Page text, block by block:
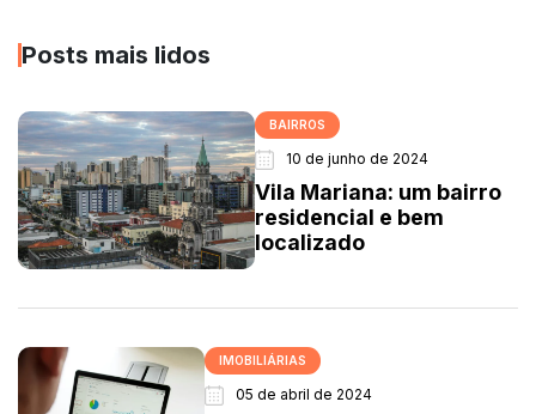
Posts mais lidos
BAIRROS
10 de junho de 2024
Vila Mariana: um bairro
residencial e bem
localizado
IMOBILIÁRIAS
05 de abril de 2024